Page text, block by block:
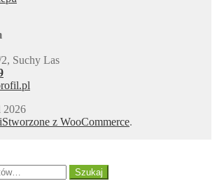
Suchy Las
2026
Stworzone z WooCommerce.
Szukaj